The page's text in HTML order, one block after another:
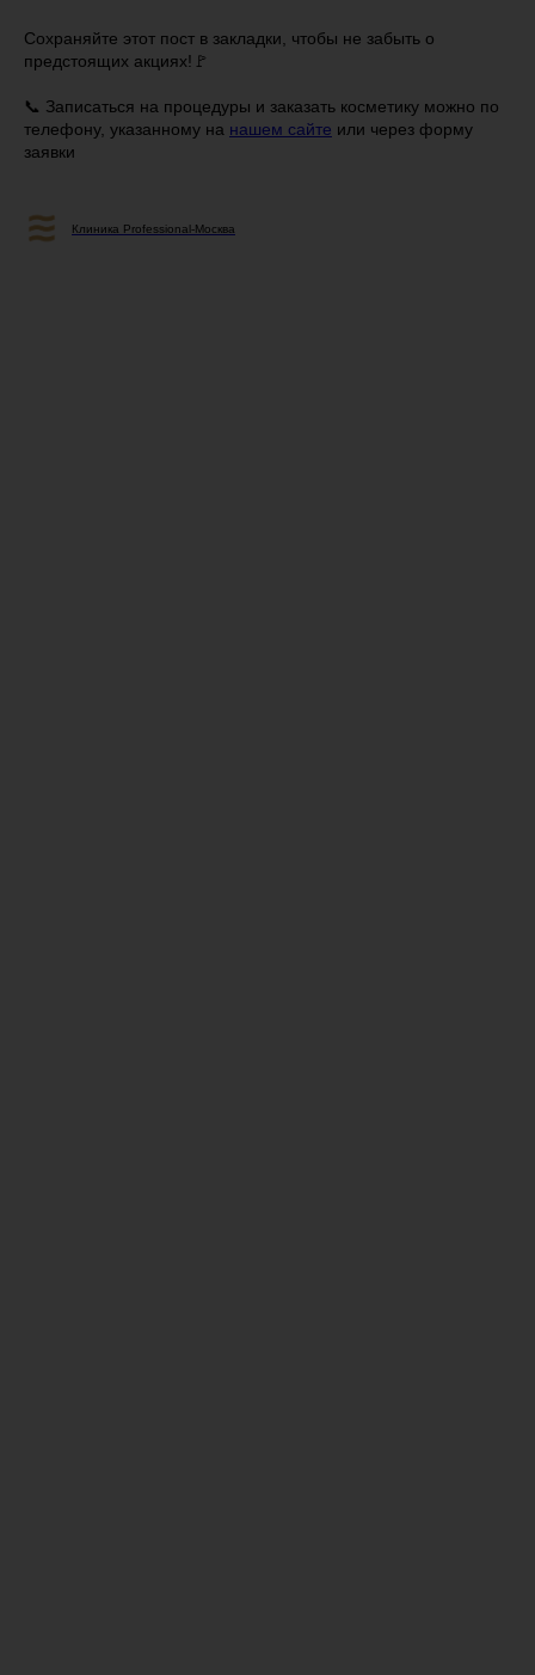
Сохраняйте этот пост в закладки, чтобы не забыть о
предстоящих акциях!🚩⠀
📞 Записаться на процедуры и заказать косметику можно по
телефону, указанному на нашем сайте или через форму
заявки
Клиника Professional-Москва